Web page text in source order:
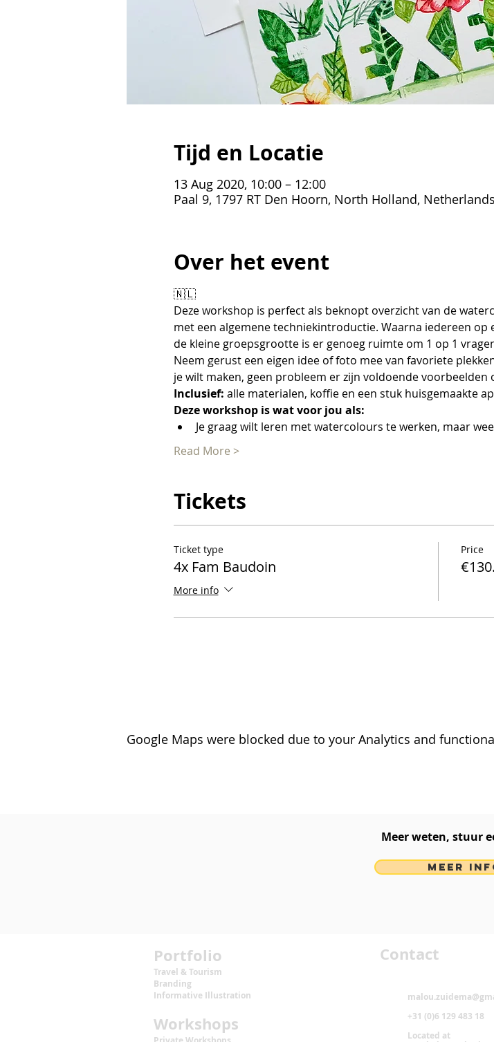
Tijd en Locatie
13 Aug 2020, 10:00 – 12:00
Paal 9, 1797 RT Den Hoorn, North Holland, Netherlands
Over het event
🇳🇱
Deze workshop is perfect als beknopt overzicht van de
met een algemene techniekintroductie. Waarna iedereen
de kleine groepsgrootte is er genoeg ruimte om 1 op 1
Neem gerust een eigen idee of foto mee van favoriete
je wilt maken, geen probleem er zijn voldoende
Inclusief: alle materialen, koffie en een stuk huisgemaakte
Deze workshop is wat voor jou als:
Je graag wilt leren met watercolours te werken, maar
Read More >
Tickets
Ticket type
4x Fam Baudoin
More info
Price
Google Maps were blocked due to your Analytics and
Meer weten, stuur
MEER
Portfolio
Travel & Tourism
Branding
Informative Illustration
Workshops
Contact
+31 (0)6 129 483 18
Located at